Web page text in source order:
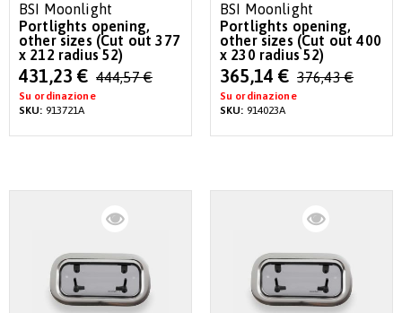
BSI Moonlight
Portlights opening,
other sizes (Cut out 377
x 212 radius 52)
Special
Price
431,23 € 444,57 €
Su ordinazione
SKU: 913721A
BSI Moonlight
Portlights opening,
other sizes (Cut out 400
x 230 radius 52)
Special
Price
365,14 € 376,43 €
Su ordinazione
SKU: 914023A